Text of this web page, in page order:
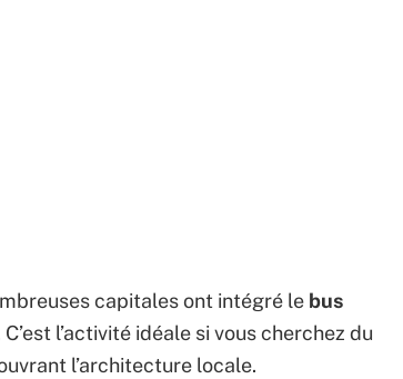
capitales ont intégré le bus
l’activité idéale si vous cherchez du
l’architecture locale.